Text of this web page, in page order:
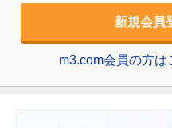
新規会員
m3.com会員の方